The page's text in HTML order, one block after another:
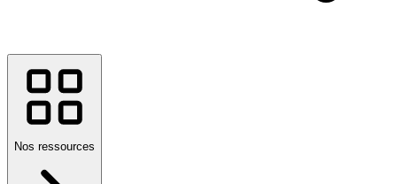
Nos ressources